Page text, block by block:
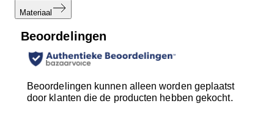
Materiaal
Beoordelingen
Beoordelingen kunnen alleen worden geplaatst
door klanten die de producten hebben gekocht.